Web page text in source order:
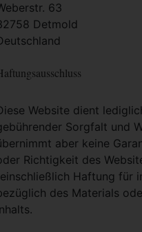
63
Detmold
Website dient
Sorgfalt und
aber keine
Richtigkeit des
Haftung für
des Materials